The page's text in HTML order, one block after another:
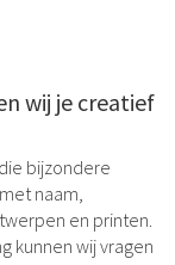
wij je creatief
bijzondere
naam,
en printen.
kunnen wij vragen